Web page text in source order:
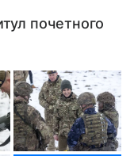
почетного